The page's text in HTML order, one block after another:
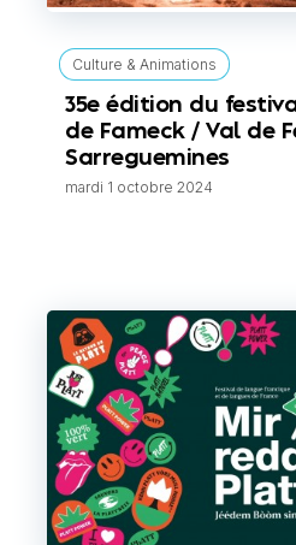
Culture & Animations
35e édition du
de Fameck / Val de
Sarreguemines
mardi 1 octobre 2024